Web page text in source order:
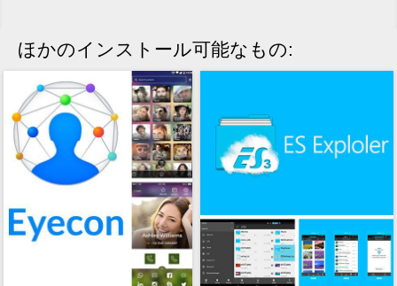
ほかのインストール可能なもの: